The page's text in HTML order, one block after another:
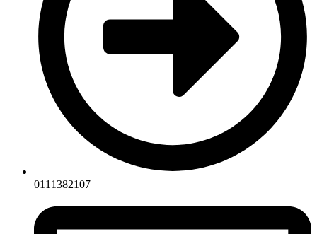
0111382107